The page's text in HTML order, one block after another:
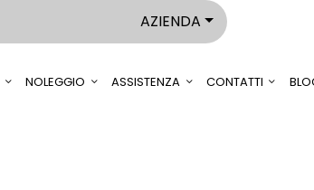
AZIENDA
NOLEGGIO ASSISTENZA CONTATTI